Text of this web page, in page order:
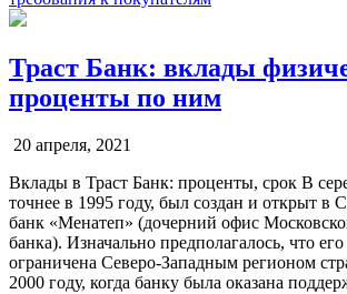
Траст Банк: вклады
проценты по ним
20 апреля, 2021
Вклады в Траст Банк: проценты, срок В
точнее в 1995 году, был создан и открыт в
банк «Менатеп» (дочерний офис
банка). Изначально предполагалось, что его
ограничена Северо-Западным регионом
2000 году, когда банку была оказана